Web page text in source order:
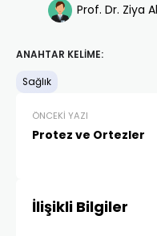
Prof. Dr. Ziya
ANAHTAR KELIME:
Sağlık
ÖNCEKI YAZI
Protez ve Ortezler
İlişikli Bilgiler